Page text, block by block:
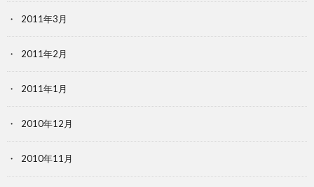
2011年3月
2011年2月
2011年1月
2010年12月
2010年11月